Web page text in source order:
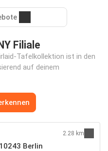
Filiale
Tafelkollektion ist in den
auf deinem
Berlin
2.28 km